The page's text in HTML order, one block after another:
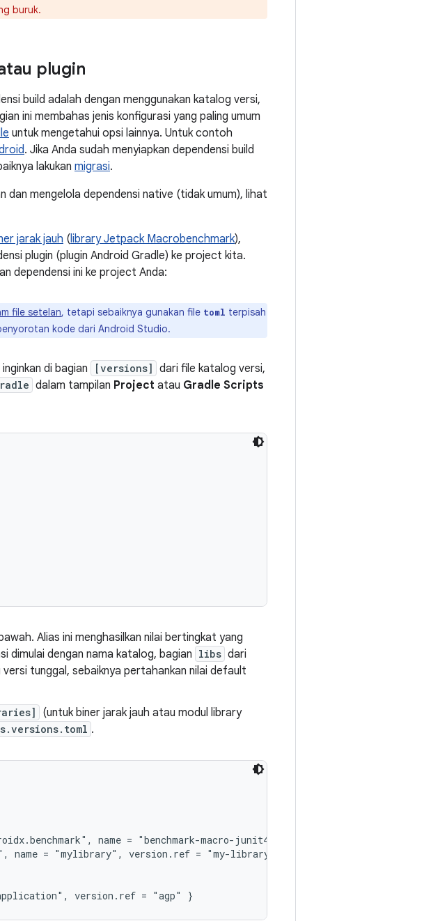
buruk.
plugin
build adalah dengan menggunakan katalog versi,
ini membahas jenis konfigurasi yang paling umum
untuk mengetahui opsi lainnya. Untuk contoh
. Jika Anda sudah menyiapkan dependensi build
lakukan migrasi.
mengelola dependensi native (tidak umum), lihat
jarak jauh (library Jetpack Macrobenchmark),
plugin (plugin Android Gradle) ke project kita.
dependensi ini ke project Anda:
file setelan, tetapi sebaiknya gunakan file toml terpisah
kode dari Android Studio.
di bagian [versions] dari file katalog versi,
dalam tampilan Project atau Gradle Scripts
Alias ini menghasilkan nilai bertingkat yang
dimulai dengan nama katalog, bagian libs dari
tunggal, sebaiknya pertahankan nilai default
(untuk biner jarak jauh atau modul library
.
name = "benchmark-macro-junit4", version.ref = "androidx-
name = "mylibrary", version.ref = "my-library" }